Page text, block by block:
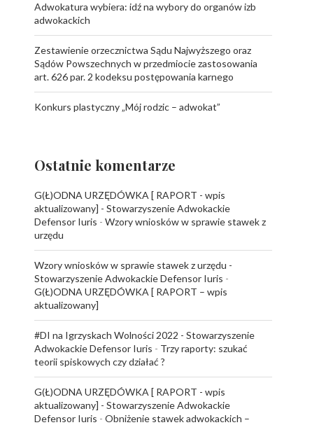
Adwokatura wybiera: idź na wybory do organów izb
adwokackich
Zestawienie orzecznictwa Sądu Najwyższego oraz
Sądów Powszechnych w przedmiocie zastosowania
art. 626 par. 2 kodeksu postępowania karnego
Konkurs plastyczny „Mój rodzic – adwokat”
Ostatnie komentarze
G(Ł)ODNA URZĘDÓWKA [ RAPORT - wpis
aktualizowany] - Stowarzyszenie Adwokackie
Defensor Iuris - Wzory wniosków w sprawie stawek z
urzędu
Wzory wniosków w sprawie stawek z urzędu -
Stowarzyszenie Adwokackie Defensor Iuris -
G(Ł)ODNA URZĘDÓWKA [ RAPORT – wpis
aktualizowany]
#DI na Igrzyskach Wolności 2022 - Stowarzyszenie
Adwokackie Defensor Iuris - Trzy raporty: szukać
teorii spiskowych czy działać ?
G(Ł)ODNA URZĘDÓWKA [ RAPORT - wpis
aktualizowany] - Stowarzyszenie Adwokackie
Defensor Iuris - Obniżenie stawek adwokackich –